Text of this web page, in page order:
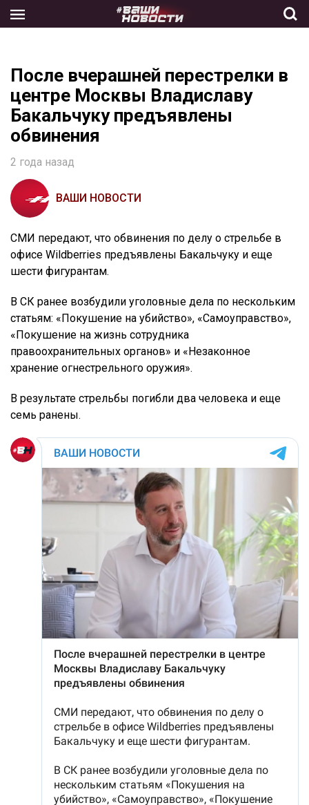
the
После вчерашней перестрелки в
центре Москвы Владиславу
Бакальчуку предъявлены
обвинения
2 года назад
ВАШИ НОВОСТИ
СМИ передают, что обвинения по делу о стрельбе в
офисе Wildberries предъявлены Бакальчуку и еще
шести фигурантам.
В СК ранее возбудили уголовные дела по нескольким
статьям: «Покушение на убийство», «Самоуправство»,
«Покушение на жизнь сотрудника
правоохранительных органов» и «Незаконное
хранение огнестрельного оружия».
В результате стрельбы погибли два человека и еще
семь ранены.